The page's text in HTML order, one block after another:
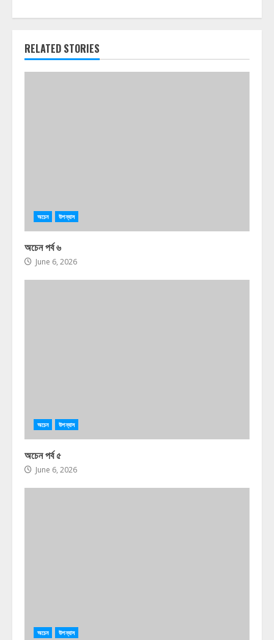
RELATED STORIES
অচেন উপন্যাস
অচেন পর্ব ৬
June 6, 2026
অচেন উপন্যাস
অচেন পর্ব ৫
June 6, 2026
অচেন উপন্যাস